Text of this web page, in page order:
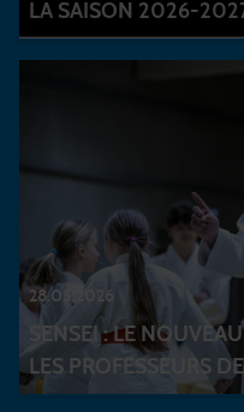
LA SAISON 2026-
28.05.2026
SENSEI : LE
LES PROFESSEURS